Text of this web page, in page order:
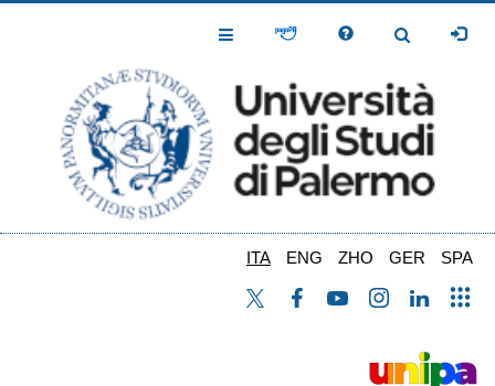
Toggle
Toggle
ITA ENG ZHO GER SPA